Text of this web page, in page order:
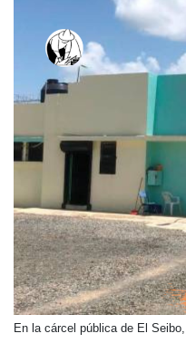
En la cárcel pública de El